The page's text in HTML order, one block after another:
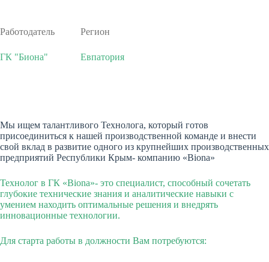
Работодатель
ГК "Биона"
Регион
Евпатория
Мы ищем талантливого Технолога, который готов
присоединиться к нашей производственной команде и внести
свой вклад в развитие одного из крупнейших производственных
предприятий Республики Крым- компанию «Biona»
Технолог в ГК «Biona»- это специалист, способный сочетать
глубокие технические знания и аналитические навыки с
умением находить оптимальные решения и внедрять
инновационные технологии.
Для старта работы в должности Вам потребуются: